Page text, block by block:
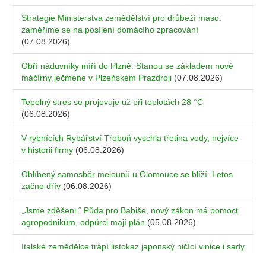
Strategie Ministerstva zemědělství pro drůbeží maso:
zaměříme se na posílení domácího zpracování
(07.08.2026)
Obří náduvníky míří do Plzně. Stanou se základem nové
máčírny ječmene v Plzeňském Prazdroji (07.08.2026)
Tepelný stres se projevuje už při teplotách 28 °C
(06.08.2026)
V rybnících Rybářství Třeboň vyschla třetina vody, nejvíce
v historii firmy (06.08.2026)
Oblíbený samosběr melounů u Olomouce se blíží. Letos
začne dřív (06.08.2026)
„Jsme zděšeni.“ Půda pro Babiše, nový zákon má pomoct
agropodnikům, odpůrci mají plán (05.08.2026)
Italské zemědělce trápí listokaz japonský ničící vinice i sady